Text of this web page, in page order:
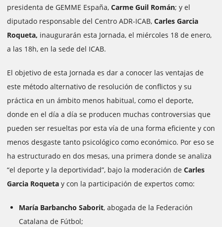
presidenta de GEMME España, Carme Guil Román; y el
diputado responsable del Centro ADR-ICAB, Carles Garcia
Roqueta, inaugurarán esta Jornada, el miércoles 18 de enero,
a las 18h, en la sede del ICAB.
El objetivo de esta Jornada es dar a conocer las ventajas de
este método alternativo de resolución de conflictos y su
práctica en un ámbito menos habitual, como el deporte,
donde en el día a día se producen muchas controversias que
pueden ser resueltas por esta vía de una forma eficiente y con
menos desgaste tanto psicológico como económico. Por eso se
ha estructurado en dos mesas, una primera donde se analiza
“el deporte y la deportividad”, bajo la moderación de Carles
Garcia Roqueta y con la participación de expertos como:
María Barbancho Saborit, abogada de la Federación
Catalana de Fútbol;